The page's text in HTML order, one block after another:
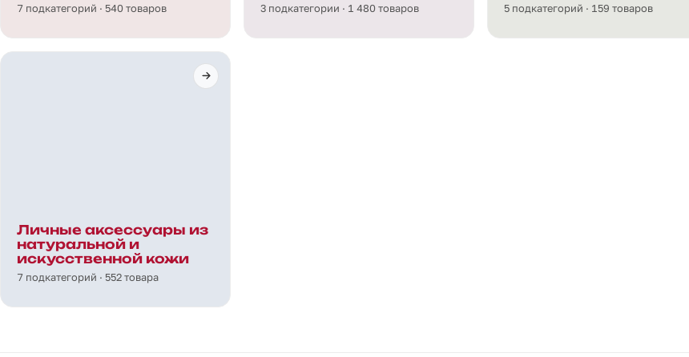
7 подкатегорий · 540 товаров 3 подкатегории · 1 480 товаров 5 подкатегорий · 159 товаров
Личные аксессуары из
натуральной и
искусственной кожи
7 подкатегорий · 552 товара